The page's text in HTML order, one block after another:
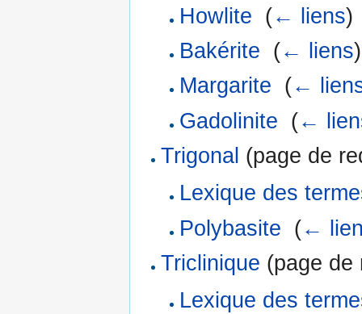
Howlite (← liens)
Bakérite (← liens)
Margarite (←
Gadolinite (←
Trigonal (page de
Lexique des
Polybasite (←
Triclinique (page
Lexique des